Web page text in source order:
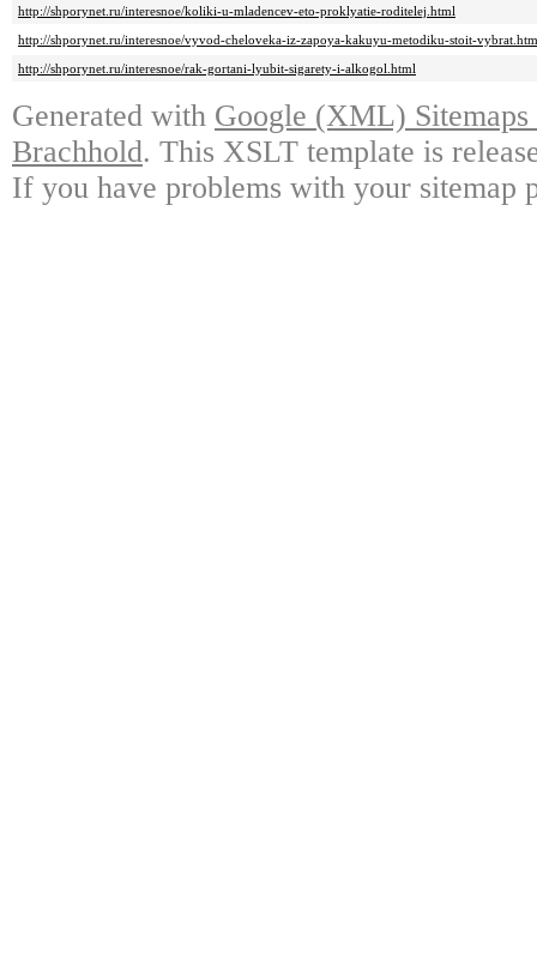
http://shporynet.ru/interesnoe/koliki-u-mladencev-eto-proklyatie-roditelej.html
http://shporynet.ru/interesnoe/vyvod-cheloveka-iz-zapoya-kakuyu-metodiku-stoit-
http://shporynet.ru/interesnoe/rak-gortani-lyubit-sigarety-i-alkogol.html
Generated with Google (XML)
Brachhold. This XSLT template is
If you have problems with your sitemap